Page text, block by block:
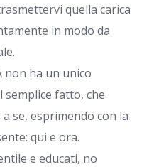
quella carica
in modo da
non ha un unico
fatto, che
se, esprimendo con la
qui e ora.
e educati, no